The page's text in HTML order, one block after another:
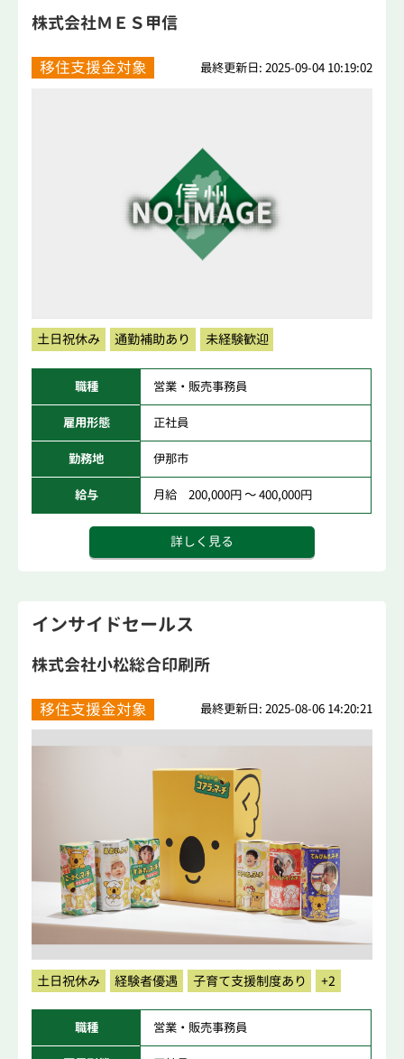
株式会社ＭＥＳ甲信
移住支援金対象 最終更新日: 2025-09-04 10:19:02
土日祝休み 通勤補助あり 未経験歓迎
職種 営業・販売事務員
雇用形態 正社員
勤務地 伊那市
給与 月給 200,000円 ～ 400,000円
詳しく見る
インサイドセールス
株式会社小松総合印刷所
移住支援金対象 最終更新日: 2025-08-06 14:20:21
土日祝休み 経験者優遇 子育て支援制度あり +2
職種 営業・販売事務員